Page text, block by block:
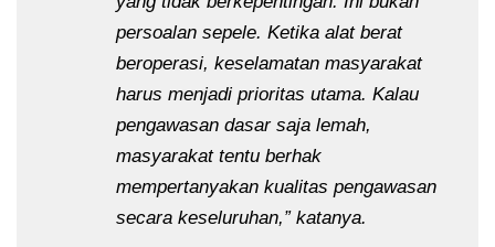
persoalan sepele. Ketika alat berat
beroperasi, keselamatan masyarakat
harus menjadi prioritas utama. Kalau
pengawasan dasar saja lemah,
masyarakat tentu berhak
mempertanyakan kualitas pengawasan
secara keseluruhan,” katanya.